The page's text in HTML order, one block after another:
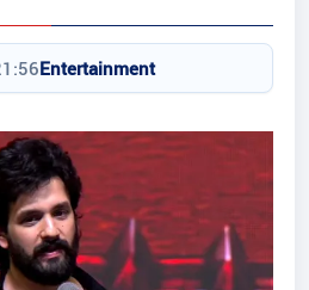
Entertainment